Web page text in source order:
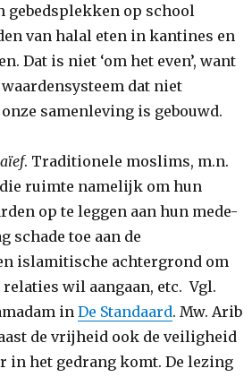
gebedsplekken op school
van halal eten in kantines en
Dat is niet ‘om het even’, want
dat niet
samenleving is gebouwd.
. Traditionele moslims, m.n.
ruimte namelijk om hun
op te leggen aan hun mede-
schade toe aan de
islamitische achtergrond om
wil aangaan, etc. Vgl.
inDe Standaard. Mw. Arib
de vrijheid ook de veiligheid
in het gedrang komt. De lezing